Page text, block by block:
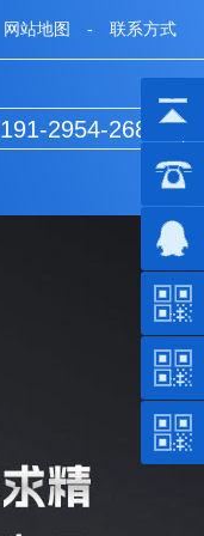
网站地图 - 联系方式
191-2954-2688